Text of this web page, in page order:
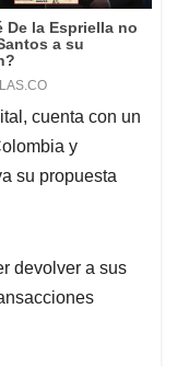
cuenta con un
y
su propuesta
devolver a sus